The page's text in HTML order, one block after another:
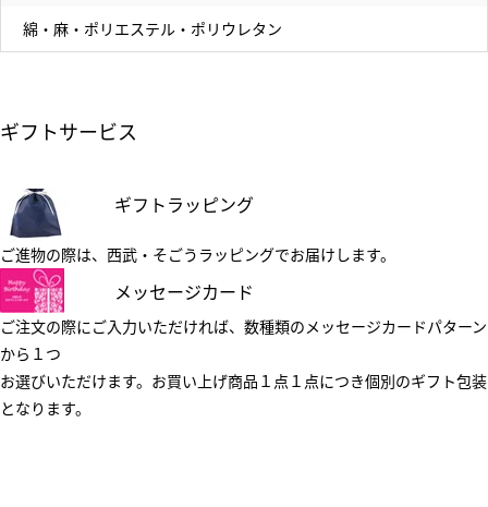
綿・麻・ポリエステル・ポリウレタン
ギフトサービス
ギフトラッピング
ご進物の際は、西武・そごうラッピングでお届けします。
メッセージカード
ご注文の際にご入力いただければ、数種類のメッセージカードパターン
から１つ
お選びいただけます。お買い上げ商品１点１点につき個別のギフト包装
となります。